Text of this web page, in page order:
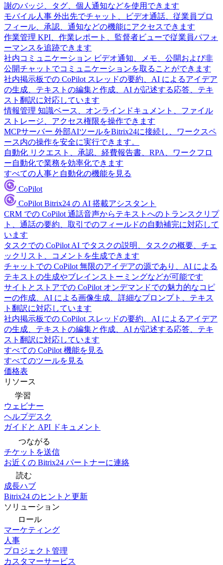
謝のバッジ、タグ、個人通知などを使用できます
モバイル人事 外出先でチャット、ビデオ通話、従業員プロ
フィール、承認、通知などの機能にアクセスできます
作業管理 KPI、作業レポート、監督者ビューで従業員パフォ
ーマンスを追跡できます
社内コミュニケーション ビデオ通知、メモ、公開および非
公開チャットでコミュニケーションを取ることができます
社内掲示板での CoPilot スレッドの要約、AI によるアイデア
の生成、テキストの編集と作成、AI が記述する応答、テキ
スト翻訳に対応しています
情報管理 知識ベース、オンラインドキュメント、ファイル
ストレージ、アクセス権限を操作できます
MCPサーバー 外部AIツールをBitrix24に接続し、ワークスペ
ース内の操作を安全に実行できます。
自動化 リクエスト、承認、経費報告書、RPA、ワークフロ
ー自動化で業務を効率化できます
すべての人事と自動化の機能を見る
CoPilot
CoPilot Bitrix24 の AI 搭載アシスタント
CRM での CoPilot 通話音声からテキストへのトランスクリプ
ト、通話の要約、取引でのフィールドの自動補完に対応して
います
タスクでの CoPilot AI でタスクの説明、タスクの概要、チェ
ックリスト、コメントを生成できます
チャットでの CoPilot 無限のアイデアの源であり、AI による
テキストの生成やブレインストーミングなどが可能です
サイトとストアでの CoPilot オンデマンドでの魅力的なコピ
ーの作成、AI による画像生成、詳細なプロンプト、テキス
ト翻訳に対応しています
社内掲示板での CoPilot スレッドの要約、AI によるアイデア
の生成、テキストの編集と作成、AI が記述する応答、テキ
スト翻訳に対応しています
すべての CoPilot 機能を見る
すべてのツールを見る
価格表
リソース
学習
ウェビナー
ヘルプデスク
ガイドと API ドキュメント
つながる
チケットを送信
お近くの Bitrix24 パートナーに連絡
読む
成長ハブ
Bitrix24 のヒントと更新
ソリューション
ロール
マーケティング
人事
プロジェクト管理
カスタマーサービス